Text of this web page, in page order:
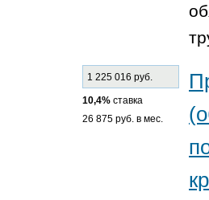
1 225 016 руб.
10,4% ставка
26 875 руб. в мес.